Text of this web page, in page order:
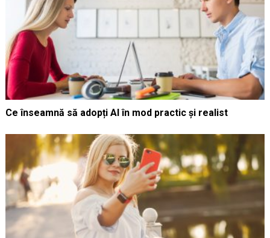
Ce înseamnă să adopți AI în mod practic și realist